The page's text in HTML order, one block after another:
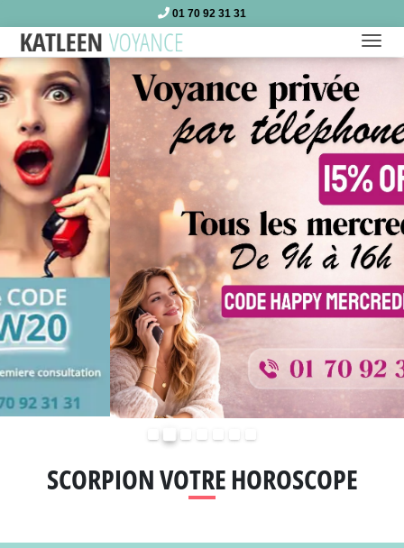
01 70 92 31 31
SCORPION VOTRE HOROSCOPE